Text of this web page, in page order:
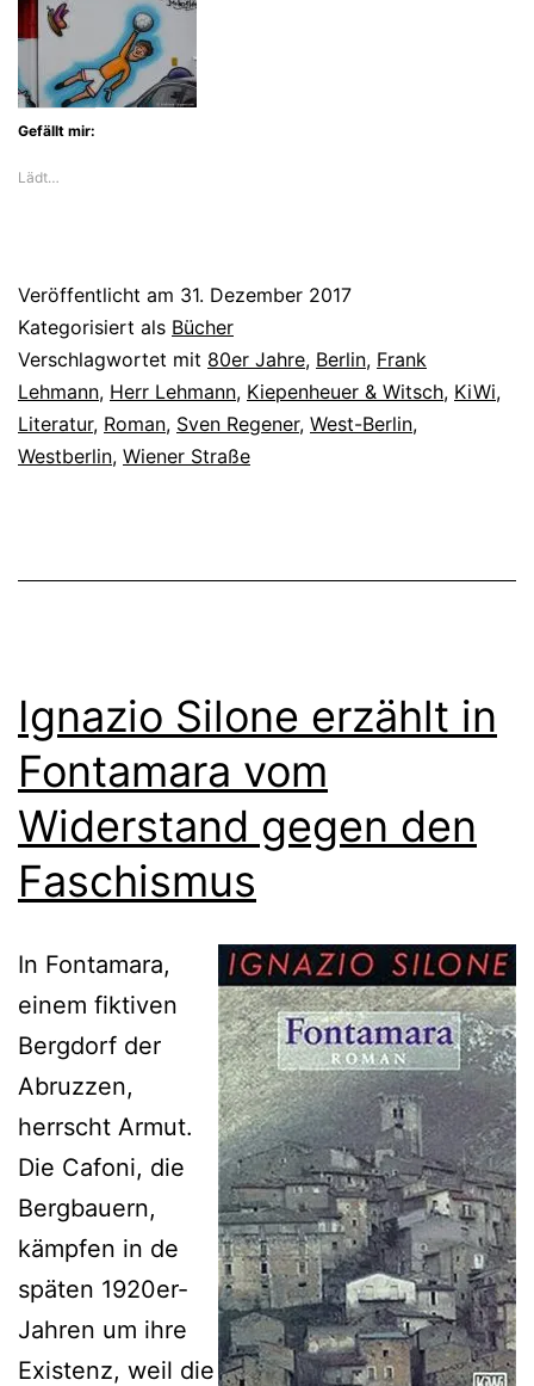
Ruh
Gefällt mir:
Lädt…
Veröffentlicht am 31. Dezember 2017
Kategorisiert als Bücher
Verschlagwortet mit 80er Jahre, Berlin, Frank
Lehmann, Herr Lehmann, Kiepenheuer & Witsch, KiWi,
Literatur, Roman, Sven Regener, West-Berlin,
Westberlin, Wiener Straße
Ignazio Silone erzählt in
Fontamara vom
Widerstand gegen den
Faschismus
In Fontamara,
einem fiktiven
Bergdorf der
Abruzzen,
herrscht Armut.
Die Cafoni, die
Bergbauern,
kämpfen in de
späten 1920er-
Jahren um ihre
Existenz, weil die